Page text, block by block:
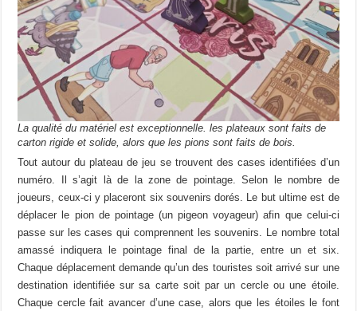
La qualité du matériel est exceptionnelle. les plateaux sont faits de
carton rigide et solide, alors que les pions sont faits de bois.
Tout autour du plateau de jeu se trouvent des cases identifiées d’un
numéro. Il s’agit là de la zone de pointage. Selon le nombre de
joueurs, ceux-ci y placeront six souvenirs dorés. Le but ultime est de
déplacer le pion de pointage (un pigeon voyageur) afin que celui-ci
passe sur les cases qui comprennent les souvenirs. Le nombre total
amassé indiquera le pointage final de la partie, entre un et six.
Chaque déplacement demande qu’un des touristes soit arrivé sur une
destination identifiée sur sa carte soit par un cercle ou une étoile.
Chaque cercle fait avancer d’une case, alors que les étoiles le font